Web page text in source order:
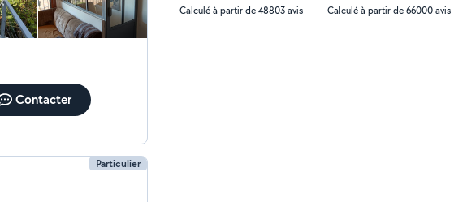
Contacter
Calculé à partir de 48803 avis Calculé à partir de 66000 avis
Particulier